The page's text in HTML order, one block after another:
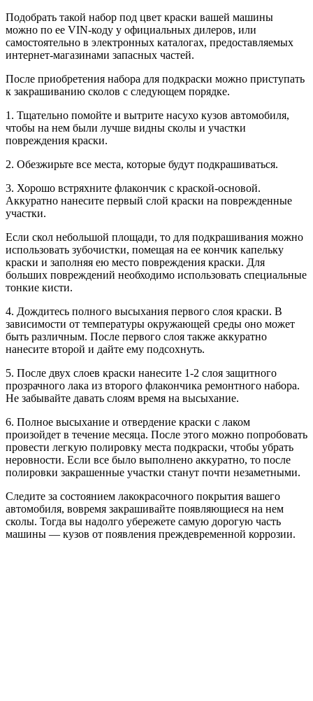
Подобрать такой набор под цвет краски вашей машины
можно по ее VIN-коду у официальных дилеров, или
самостоятельно в электронных каталогах, предоставляемых
интернет-магазинами запасных частей.
После приобретения набора для подкраски можно приступать
к закрашиванию сколов с следующем порядке.
1. Тщательно помойте и вытрите насухо кузов автомобиля,
чтобы на нем были лучше видны сколы и участки
повреждения краски.
2. Обезжирьте все места, которые будут подкрашиваться.
3. Хорошо встряхните флакончик с краской-основой.
Аккуратно нанесите первый слой краски на поврежденные
участки.
Если скол небольшой площади, то для подкрашивания можно
использовать зубочистки, помещая на ее кончик капельку
краски и заполняя ею место повреждения краски. Для
больших повреждений необходимо использовать специальные
тонкие кисти.
4. Дождитесь полного высыхания первого слоя краски. В
зависимости от температуры окружающей среды оно может
быть различным. После первого слоя также аккуратно
нанесите второй и дайте ему подсохнуть.
5. После двух слоев краски нанесите 1-2 слоя защитного
прозрачного лака из второго флакончика ремонтного набора.
Не забывайте давать слоям время на высыхание.
6. Полное высыхание и отвердение краски с лаком
произойдет в течение месяца. После этого можно попробовать
провести легкую полировку места подкраски, чтобы убрать
неровности. Если все было выполнено аккуратно, то после
полировки закрашенные участки станут почти незаметными.
Следите за состоянием лакокрасочного покрытия вашего
автомобиля, вовремя закрашивайте появляющиеся на нем
сколы. Тогда вы надолго убережете самую дорогую часть
машины — кузов от появления преждевременной коррозии.